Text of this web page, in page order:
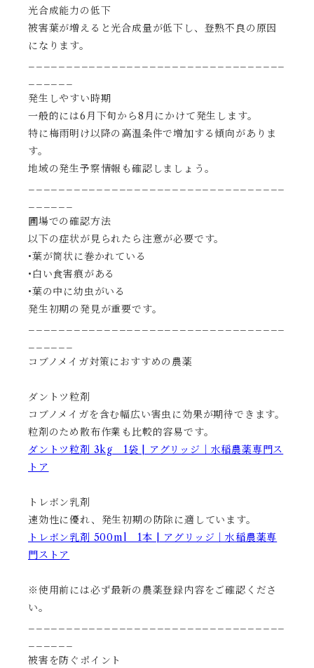
光合成能力の低下
被害葉が増えると光合成量が低下し、登熟不良の原因
になります。
発生しやすい時期
一般的には6月下旬から8月にかけて発生します。
特に梅雨明け以降の高温条件で増加する傾向がありま
す。
地域の発生予察情報も確認しましょう。
圃場での確認方法
以下の症状が見られたら注意が必要です。
•葉が筒状に巻かれている
•白い食害痕がある
•葉の中に幼虫がいる
発生初期の発見が重要です。
コブノメイガ対策におすすめの農薬
ダントツ粒剤
コブノメイガを含む幅広い害虫に効果が期待できます。
粒剤のため散布作業も比較的容易です。
ダントツ粒剤 3kg 1袋 | アグリッジ｜水稲農薬専門ス
トア
トレボン乳剤
速効性に優れ、発生初期の防除に適しています。
トレボン乳剤 500ml 1本 | アグリッジ｜水稲農薬専
門ストア
※使用前には必ず最新の農薬登録内容をご確認くださ
い。
被害を防ぐポイント